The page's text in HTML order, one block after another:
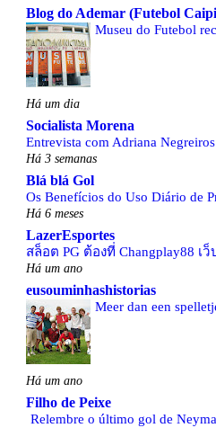
Blog do Ademar (Futebol
Museu do Futebol
Há um dia
Socialista Morena
Entrevista com Adriana Negreiros
Há 3 semanas
Blá blá Gol
Os Benefícios do Uso Diário de
Há 6 meses
LazerEsportes
สล็อต PG ต้องที่ Changplay88
Há um ano
eusouminhashistorias
Meer dan een
Há um ano
Filho de Peixe
Relembre o último gol de